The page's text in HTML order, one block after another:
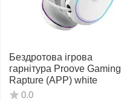
Бездротова ігрова
гарнітура Proove Gaming
Rapture (APP) white
0.0